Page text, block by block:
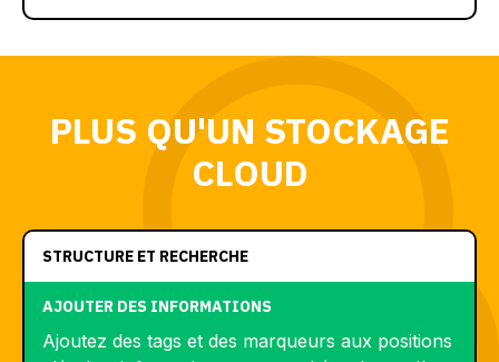
PLUS QU'UN STOCKAGE
CLOUD
STRUCTURE ET RECHERCHE
AJOUTER DES INFORMATIONS
Ajoutez des tags et des marqueurs aux positions